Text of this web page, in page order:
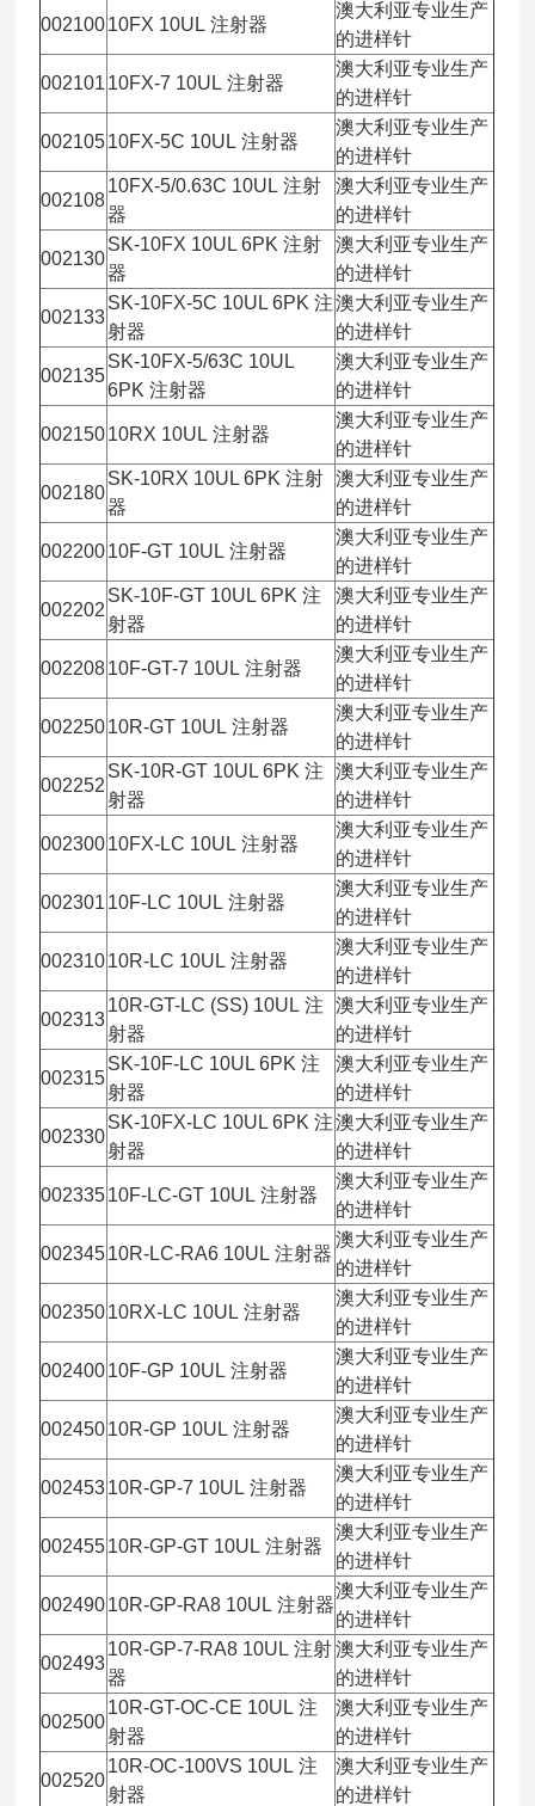
00210010FX 10UL 注射器
澳大利亚专业生产
的进样针
002101 10FX-7 10UL 注射器
澳大利亚专业生产
的进样针
00210510FX-5C 10UL 注射器
澳大利亚专业生产
的进样针
002108
10FX-5/0.63C 10UL 注射
器
澳大利亚专业生产
的进样针
002130
SK-10FX 10UL 6PK 注射
器
澳大利亚专业生产
的进样针
002133
SK-10FX-5C 10UL 6PK 注
射器
澳大利亚专业生产
的进样针
002135
SK-10FX-5/63C 10UL
6PK 注射器
澳大利亚专业生产
的进样针
00215010RX 10UL 注射器
澳大利亚专业生产
的进样针
002180
SK-10RX 10UL 6PK 注射
器
澳大利亚专业生产
的进样针
00220010F-GT 10UL 注射器
澳大利亚专业生产
的进样针
002202
SK-10F-GT 10UL 6PK 注
射器
澳大利亚专业生产
的进样针
00220810F-GT-7 10UL 注射器
澳大利亚专业生产
的进样针
00225010R-GT 10UL 注射器
澳大利亚专业生产
的进样针
002252
SK-10R-GT 10UL 6PK 注
射器
澳大利亚专业生产
的进样针
00230010FX-LC 10UL 注射器
澳大利亚专业生产
的进样针
002301 10F-LC 10UL 注射器
澳大利亚专业生产
的进样针
00231010R-LC 10UL 注射器
澳大利亚专业生产
的进样针
002313
10R-GT-LC (SS) 10UL 注
射器
澳大利亚专业生产
的进样针
002315
SK-10F-LC 10UL 6PK 注
射器
澳大利亚专业生产
的进样针
002330
SK-10FX-LC 10UL 6PK 注
射器
澳大利亚专业生产
的进样针
00233510F-LC-GT 10UL 注射器
澳大利亚专业生产
的进样针
00234510R-LC-RA6 10UL 注射器
澳大利亚专业生产
的进样针
00235010RX-LC 10UL 注射器
澳大利亚专业生产
的进样针
00240010F-GP 10UL 注射器
澳大利亚专业生产
的进样针
00245010R-GP 10UL 注射器
澳大利亚专业生产
的进样针
00245310R-GP-7 10UL 注射器
澳大利亚专业生产
的进样针
00245510R-GP-GT 10UL 注射器
澳大利亚专业生产
的进样针
00249010R-GP-RA8 10UL 注射器
澳大利亚专业生产
的进样针
002493
10R-GP-7-RA8 10UL 注射
器
澳大利亚专业生产
的进样针
002500
10R-GT-OC-CE 10UL 注
射器
澳大利亚专业生产
的进样针
002520
10R-OC-100VS 10UL 注
射器
澳大利亚专业生产
的进样针